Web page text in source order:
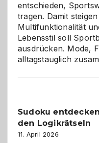
entschieden,
tragen. Damit
Multifunktionalität
Lebensstil soll
ausdrücken. Mode,
alltagstauglich
Sudoku
den Logikrätseln
11. April 2026